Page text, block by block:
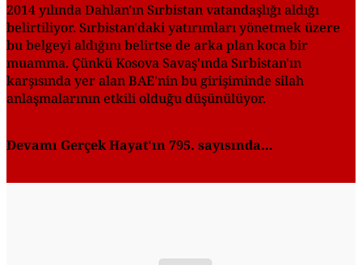
2014 yılında Dahlan'ın Sırbistan vatandaşlığı aldığı
belirtiliyor. Sırbistan'daki ya­tırımları yönetmek üzere
bu belgeyi aldığını belirtse de arka plan koca bir
muamma. Çünkü Kosova Savaş'ında Sırbistan'ın
karşısında yer alan BAE'nin bu girişiminde silah
anlaşmalarının etkili olduğu düşünülüyor.
Devamı Gerçek Hayat'ın 795. sayısında…